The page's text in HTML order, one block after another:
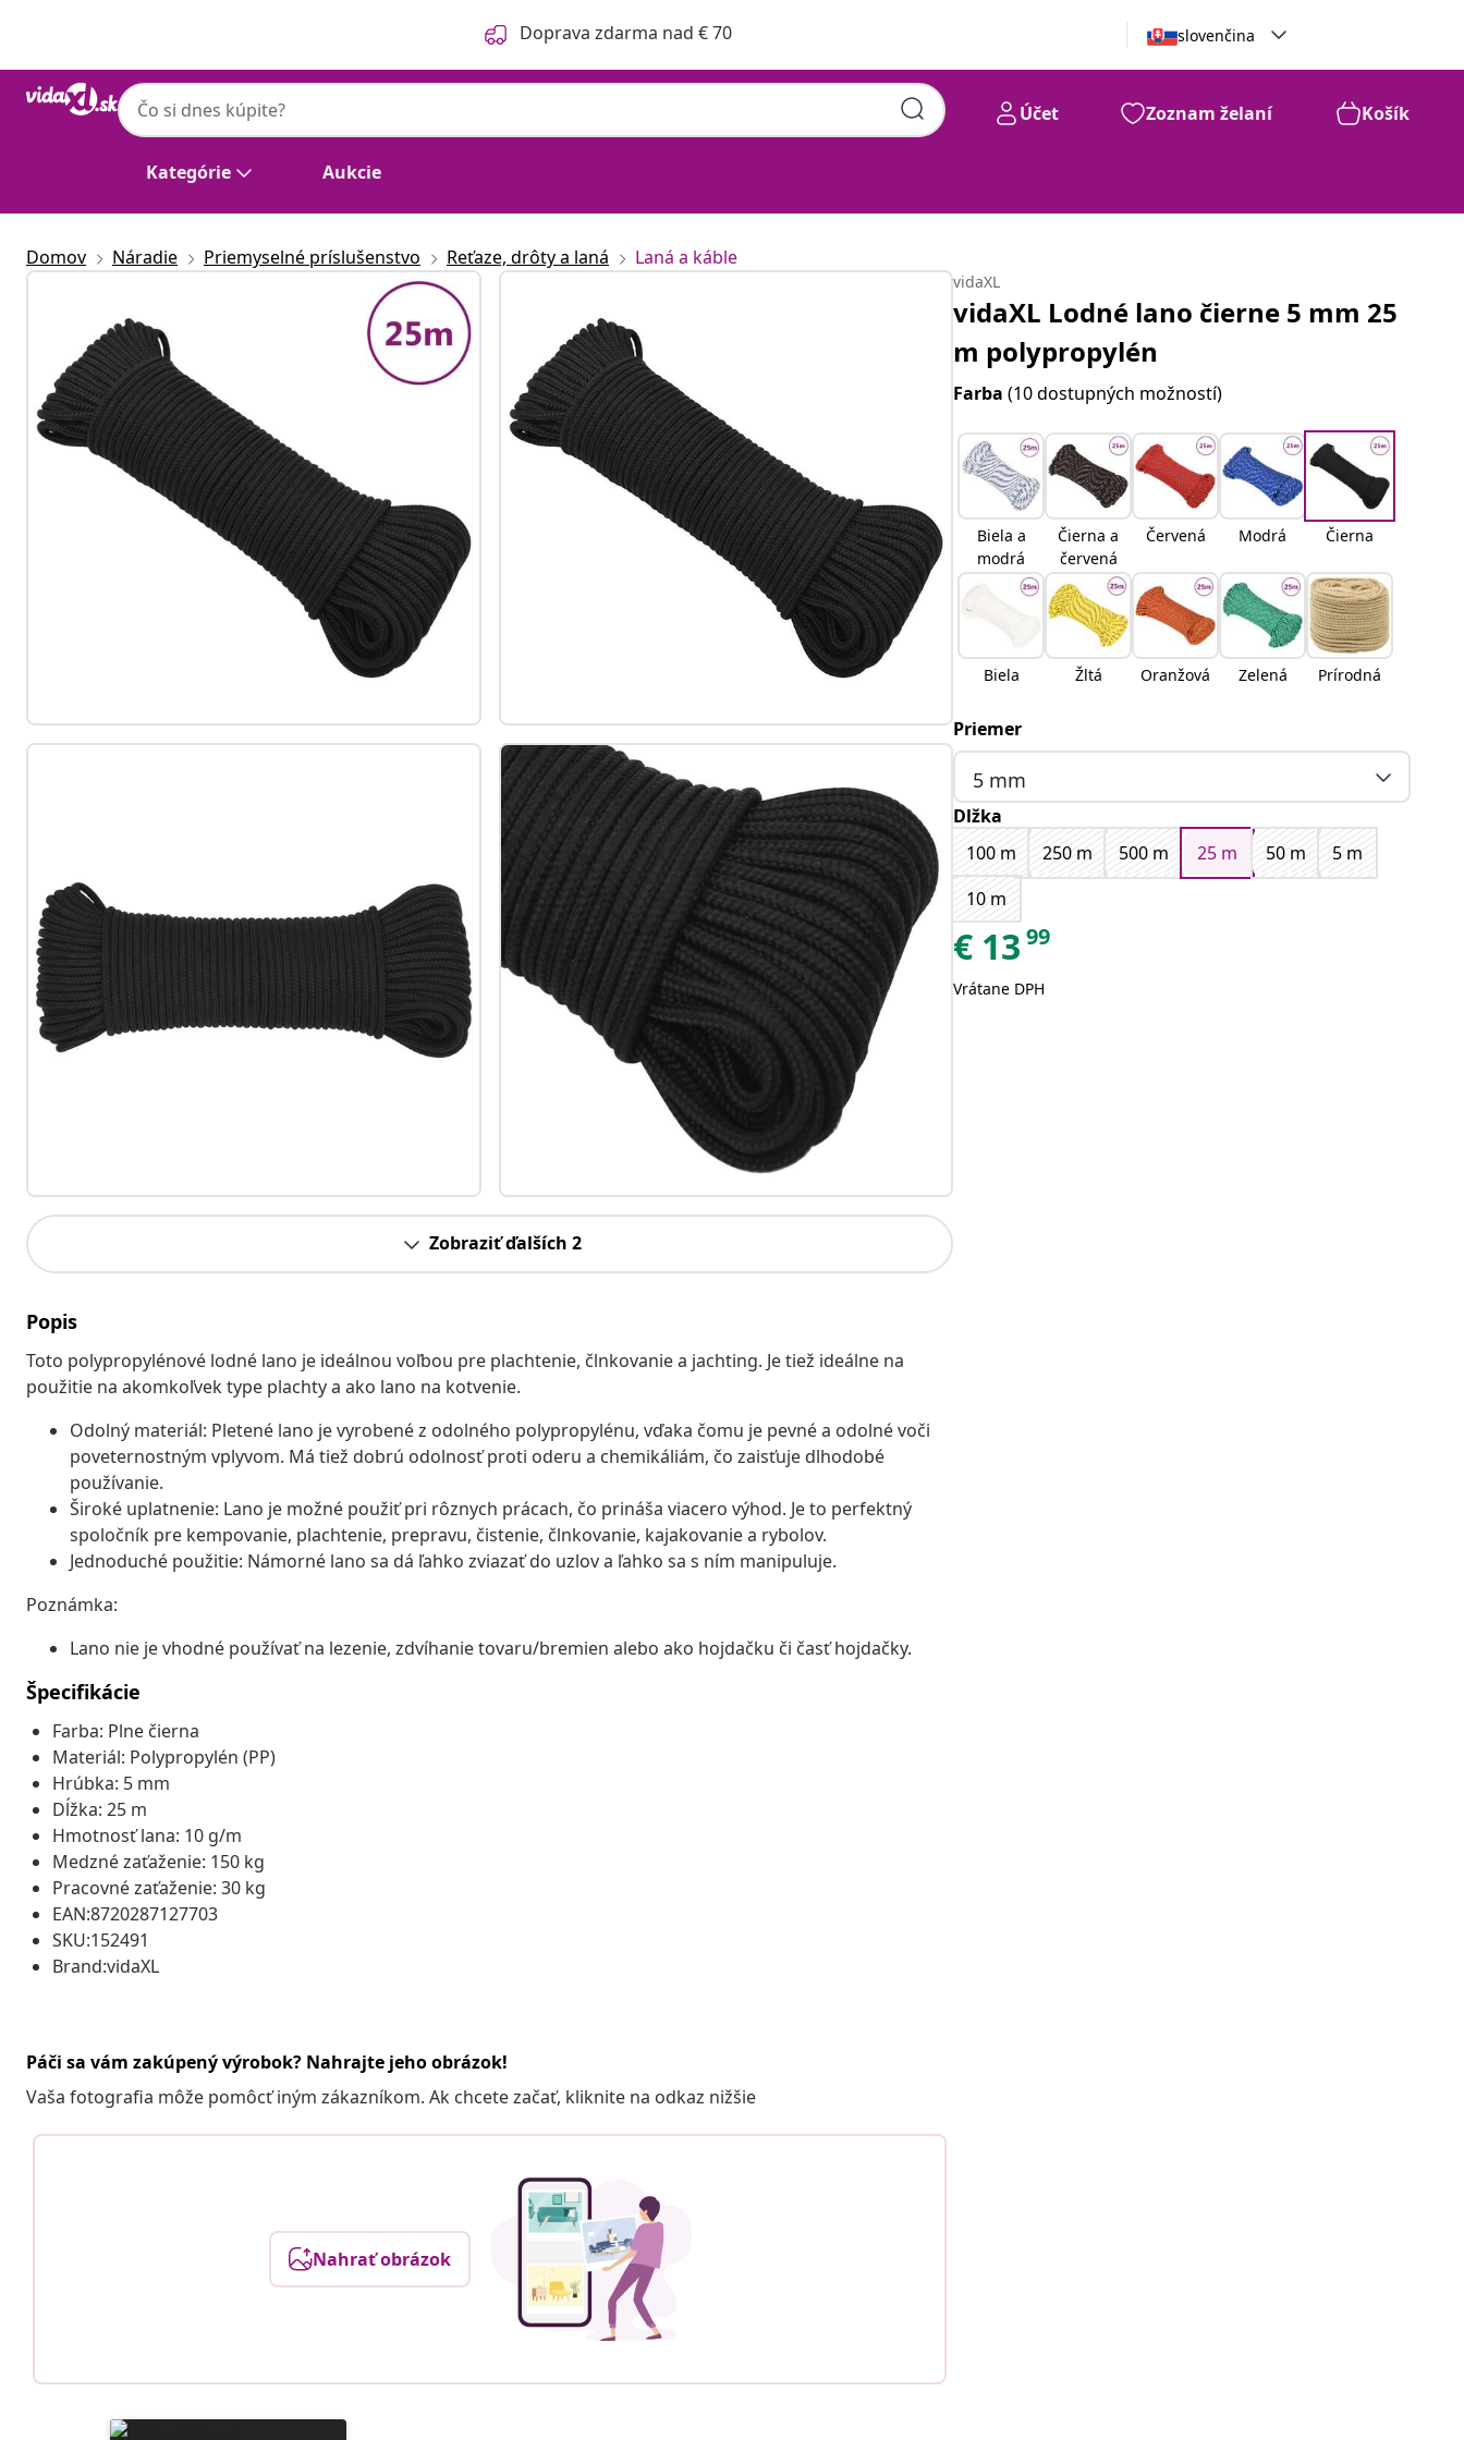
Doprava zdarma nad € 70 slovenčina
Kategórie Aukcie
Účet Zoznam želaní Košík
Domov Náradie Priemyselné príslušenstvo Reťaze, drôty a laná Laná a káble
Zobraziť ďalších 2
Popis
Toto polypropylénové lodné lano je ideálnou voľbou pre plachtenie, člnkovanie a jachting. Je tiež ideálne na
použitie na akomkoľvek type plachty a ako lano na kotvenie.
Odolný materiál: Pletené lano je vyrobené z odolného polypropylénu, vďaka čomu je pevné a odolné voči
poveternostným vplyvom. Má tiež dobrú odolnosť proti oderu a chemikáliám, čo zaisťuje dlhodobé
používanie.
Široké uplatnenie: Lano je možné použiť pri rôznych prácach, čo prináša viacero výhod. Je to perfektný
spoločník pre kempovanie, plachtenie, prepravu, čistenie, člnkovanie, kajakovanie a rybolov.
Jednoduché použitie: Námorné lano sa dá ľahko zviazať do uzlov a ľahko sa s ním manipuluje.
Poznámka:
Lano nie je vhodné používať na lezenie, zdvíhanie tovaru/bremien alebo ako hojdačku či časť hojdačky.
Špecifikácie
Farba: Plne čierna
Materiál: Polypropylén (PP)
Hrúbka: 5 mm
Dĺžka: 25 m
Hmotnosť lana: 10 g/m
Medzné zaťaženie: 150 kg
Pracovné zaťaženie: 30 kg
EAN:8720287127703
SKU:152491
Brand:vidaXL
Páči sa vám zakúpený výrobok? Nahrajte jeho obrázok!
Vaša fotografia môže pomôcť iným zákazníkom. Ak chcete začať, kliknite na odkaz nižšie
Nahrať obrázok
vidaXL
vidaXL Lodné lano čierne 5 mm 25
m polypropylén
Farba(10 dostupných možností)
Biela a
modrá
Čierna a
červená
Červená Modrá Čierna
Biela Žltá Oranžová Zelená Prírodná
Priemer
5 mm
Dlžka
100 m
250 m 500 m 25 m 50 m
5 m
10 m
€ 13 99
Vrátane DPH